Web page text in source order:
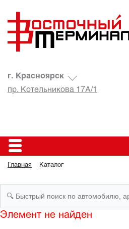
г. Красноярск
пр. Котельникова 17А/1
Главная Каталог
Элемент не найден